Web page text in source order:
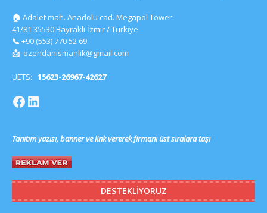
🏠 Adalet mah. Anadolu cad. Megapol Tower
41/81 35530 Bayraklı İzmir / Türkiye
📞 +90 (553) 770 52 69
📩 ozendanismanlik@gmail.com
UETS: 15623-26967-42627
Tanıtım yazısı, banner ve link vererek firmanı üst sıralara taşı
DESTEKLIYORUZ